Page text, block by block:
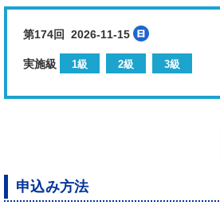
第174回 2026-11-15
実施級 1級 2級 3級
申込み方法